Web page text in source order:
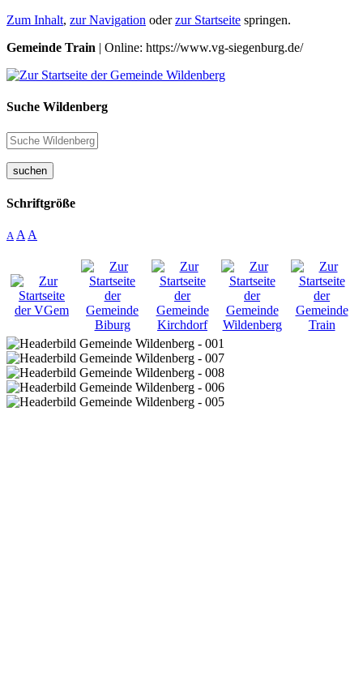
Zum Inhalt, zur Navigation oderzur Startseite springen.
Gemeinde Train | Online: https://www.vg-siegenburg.de/
Suche Wildenberg
suchen
Schriftgröße
A A A